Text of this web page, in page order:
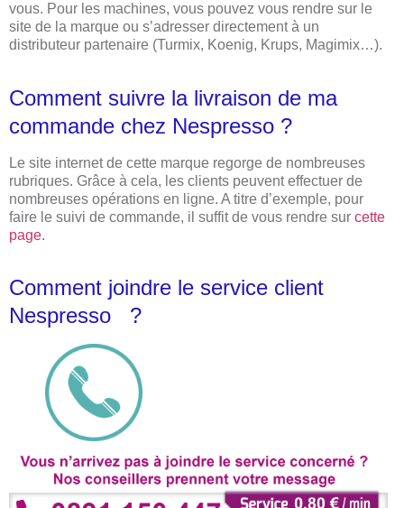
vous. Pour les machines, vous pouvez vous rendre sur le
site de la marque ou s’adresser directement à un
distributeur partenaire (Turmix, Koenig, Krups, Magimix…).
Comment suivre la livraison de ma
commande chez Nespresso ?
Le site internet de cette marque regorge de nombreuses
rubriques. Grâce à cela, les clients peuvent effectuer de
nombreuses opérations en ligne. A titre d’exemple, pour
faire le suivi de commande, il suffit de vous rendre sur cette
page.
Comment joindre le service client
Nespresso ?